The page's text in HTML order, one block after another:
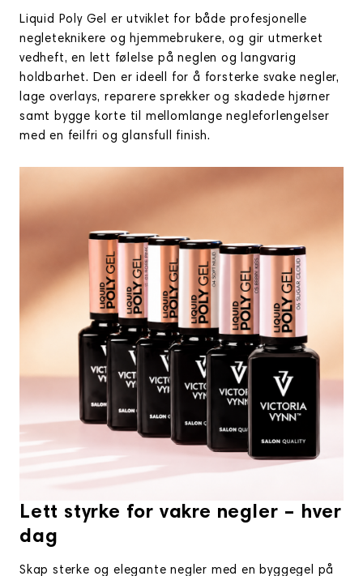
Liquid Poly Gel er utviklet for både profesjonelle
negleteknikere og hjemmebrukere, og gir utmerket
vedheft, en lett følelse på neglen og langvarig
holdbarhet. Den er ideell for å forsterke svake negler,
lage overlays, reparere sprekker og skadede hjørner
samt bygge korte til mellomlange negleforlengelser
med en feilfri og glansfull finish.
Lett styrke for vakre negler – hver
dag
Skap sterke og elegante negler med en byggegel på